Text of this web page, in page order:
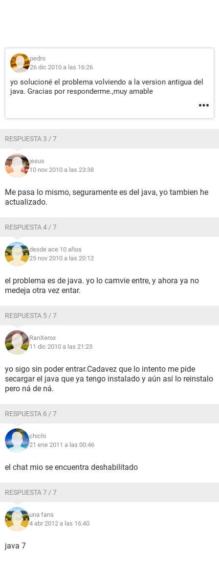
pedro
26 dic 2010 a las 16:26
yo solucioné el problema volviendo a la version antigua del
java. Gracias por responderme.,muy amable
RESPUESTA 3 / 7
jesus
10 nov 2010 a las 23:38
Me pasa lo mismo, seguramente es del java, yo tambien he
actualizado.
RESPUESTA 4 / 7
desde ace 10 años
25 nov 2010 a las 20:12
el problema es de java. yo lo camvie entre, y ahora ya no
medeja otra vez entar.
RESPUESTA 5 / 7
RanXerox
11 dic 2010 a las 21:23
yo sigo sin poder entrar.Cadavez que lo intento me pide
secargar el java que ya tengo instalado y aún así lo reinstalo
pero ná de ná.
RESPUESTA 6 / 7
chichi
21 ene 2011 a las 00:46
el chat mio se encuentra deshabilitado
RESPUESTA 7 / 7
una fans
4 abr 2012 a las 16:40
java 7